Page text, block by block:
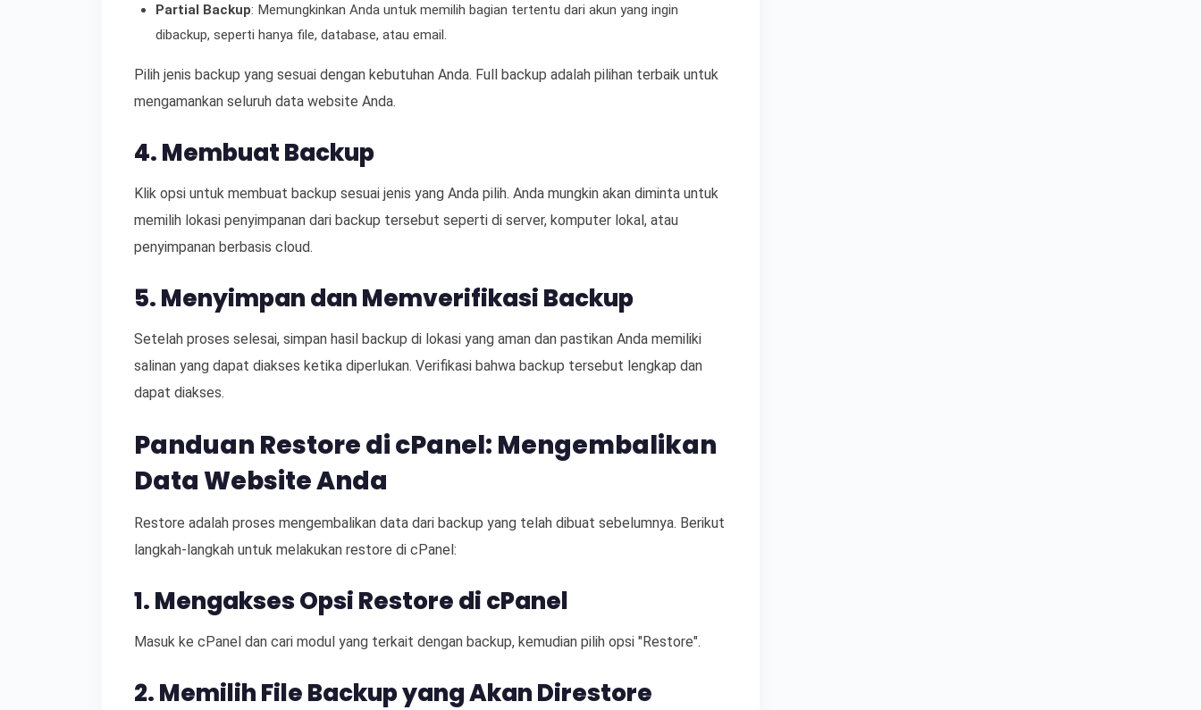
Partial Backup: Memungkinkan Anda untuk memilih bagian tertentu dari akun yang ingin
dibackup, seperti hanya file, database, atau email.
Pilih jenis backup yang sesuai dengan kebutuhan Anda. Full backup adalah pilihan terbaik untuk
mengamankan seluruh data website Anda.
4. Membuat Backup
Klik opsi untuk membuat backup sesuai jenis yang Anda pilih. Anda mungkin akan diminta untuk
memilih lokasi penyimpanan dari backup tersebut seperti di server, komputer lokal, atau
penyimpanan berbasis cloud.
5. Menyimpan dan Memverifikasi Backup
Setelah proses selesai, simpan hasil backup di lokasi yang aman dan pastikan Anda memiliki
salinan yang dapat diakses ketika diperlukan. Verifikasi bahwa backup tersebut lengkap dan
dapat diakses.
Panduan Restore di cPanel: Mengembalikan
Data Website Anda
Restore adalah proses mengembalikan data dari backup yang telah dibuat sebelumnya. Berikut
langkah-langkah untuk melakukan restore di cPanel:
1. Mengakses Opsi Restore di cPanel
Masuk ke cPanel dan cari modul yang terkait dengan backup, kemudian pilih opsi "Restore".
2. Memilih File Backup yang Akan Direstore